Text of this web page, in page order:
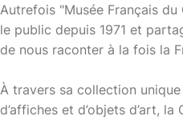
Autrefois "Musée Français du
le public depuis 1971 et
de nous raconter à la fois la
À travers sa collection
d’affiches et d’objets d’art,